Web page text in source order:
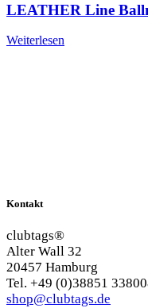
LEATHER Line
Weiterlesen
Kontakt
clubtags®
Alter Wall 32
20457 Hamburg
Tel. +49 (0)38851
shop@clubtags.de